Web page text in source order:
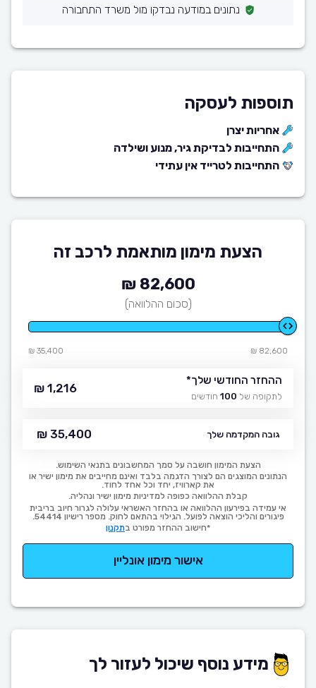
נתונים במודעה נבדקו מול משרד התחבורה
תוספות לעסקה
אחריות יצרן
התחייבות לבדיקת גיר, מנוע ושילדה
התחייבות לטרייד אין עתידי
הצעת מימון מותאמת לרכב זה
82,600 ₪
(סכום ההלוואה)
82,600 ₪
35,400 ₪
ההחזר החודשי שלך*
לתקופה של 100 חודשים
1,216 ₪
גובה המקדמה שלך 35,400 ₪
הצעת המימון חושבה על סמך המחשבונים בתנאי השימוש.
הנתונים המוצגים הם לצורך הדגמה בלבד ואינם מחייבים את מימון ישיר או
את קארוויז, יחד וכל אחד לחוד.
קבלת ההלוואה כפופה למדיניות מימון ישיר ונהליה.
אי עמידה בפירעון ההלוואה או בהחזר האשראי עלולה לגרור חיוב בריבית
פיגורים והליכי הוצאה לפועל. הגילוי בהתאם לחוק. מספר רישיון 54414.
*חישוב ההחזר מפורט בתקנון
אישור מימון אונליין
מידע נוסף שיכול לעזור לך